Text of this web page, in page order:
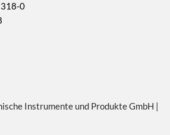
0
Instrumente und Produkte GmbH |